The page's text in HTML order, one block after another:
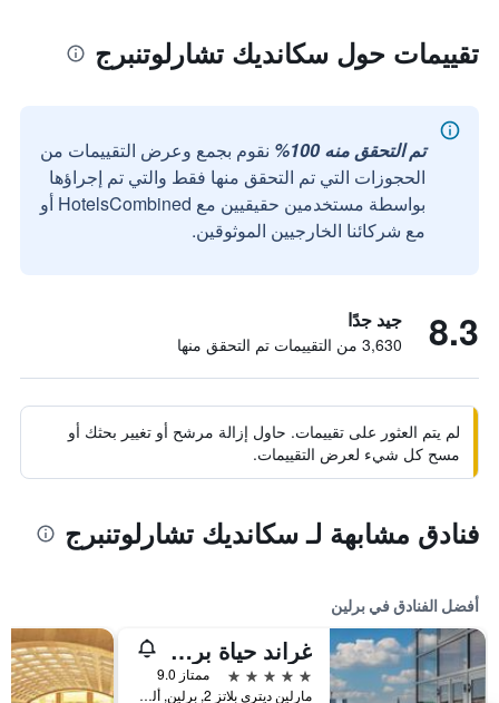
تقييمات حول سكانديك تشارلوتنبرج
تم التحقق منه 100%
نقوم بجمع وعرض التقييمات من
الحجوزات التي تم التحقق منها فقط والتي تم إجراؤها
بواسطة مستخدمين حقيقيين مع HotelsCombined أو
مع شركائنا الخارجيين الموثوقين.
8.3 جيد جدًا
3,630 من التقييمات تم التحقق منها
لم يتم العثور على تقييمات. حاول إزالة مرشح أو تغيير بحثك أو
مسح كل شيء لعرض التقييمات.
فنادق مشابهة لـ سكانديك تشارلوتنبرج
أفضل الفنادق في برلين
غراند حياة برلين
5 نجوم
ممتاز 9.0
مارلين ديتري بلاتز 2, برلين, ألمانيا